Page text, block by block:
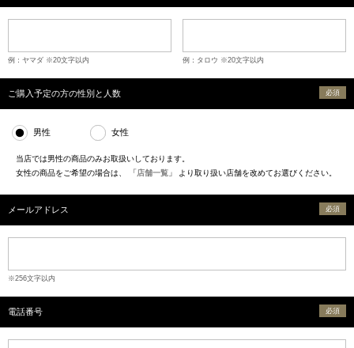
例：ヤマダ ※20文字以内 例：タロウ ※20文字以内
ご購入予定の方の性別と人数 必須
男性 女性
当店では男性の商品のみお取扱いしております。
女性の商品をご希望の場合は、
「店舗一覧」 より取り扱い店舗を改めてお選びください。
メールアドレス 必須
※256文字以内
電話番号 必須